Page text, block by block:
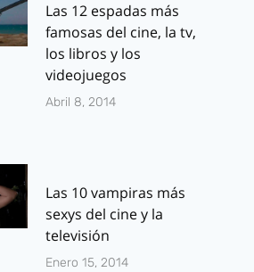
Las 12 espadas más
famosas del cine, la tv,
los libros y los
videojuegos
Abril 8, 2014
Las 10 vampiras más
sexys del cine y la
televisión
Enero 15, 2014